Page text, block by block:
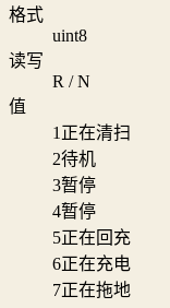
格式
uint8
读写
R / N
值
1 正在清扫
2待机
3暂停
4暂停
5正在回充
6正在充电
7正在拖地